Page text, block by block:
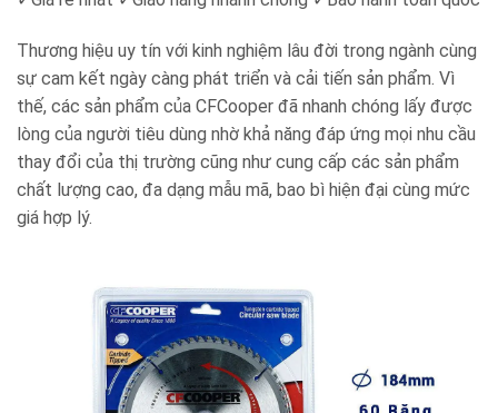
Thương hiệu uy tín với kinh nghiệm lâu đời trong ngành cùng
sự cam kết ngày càng phát triển và cải tiến sản phẩm. Vì
thế, các sản phẩm của CFCooper đã nhanh chóng lấy được
lòng của người tiêu dùng nhờ khả năng đáp ứng mọi nhu cầu
thay đổi của thị trường cũng như cung cấp các sản phẩm
chất lượng cao, đa dạng mẫu mã, bao bì hiện đại cùng mức
giá hợp lý.